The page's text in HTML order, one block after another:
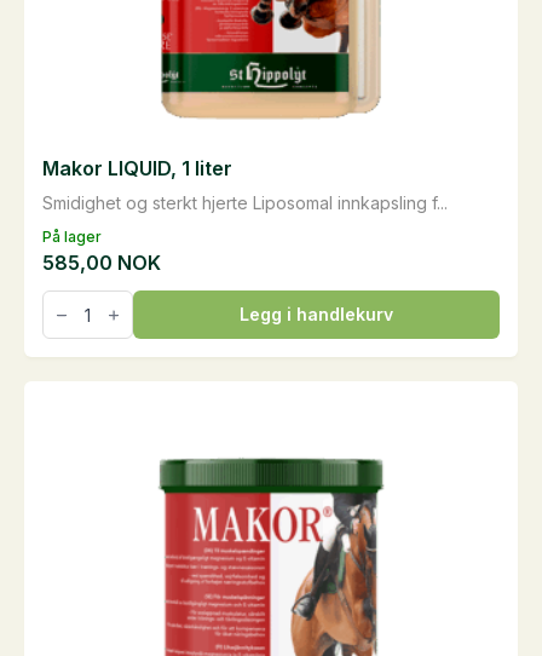
På lager
Smidighet og sterkt hjerte Liposomal innkapsling f...
Makor LIQUID, 1 liter
585,00 NOK
Makor
LIQUID,
1
liter
Legg i handlekurv